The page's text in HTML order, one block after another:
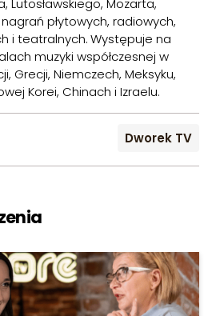
Lutosławskiego, Mozarta,
płytowych, radiowych,
i teatralnych.Występuje na
muzyki współczesnej w
Grecji, Niemczech, Meksyku,
Korei, Chinach i Izraelu.
Dworek TV